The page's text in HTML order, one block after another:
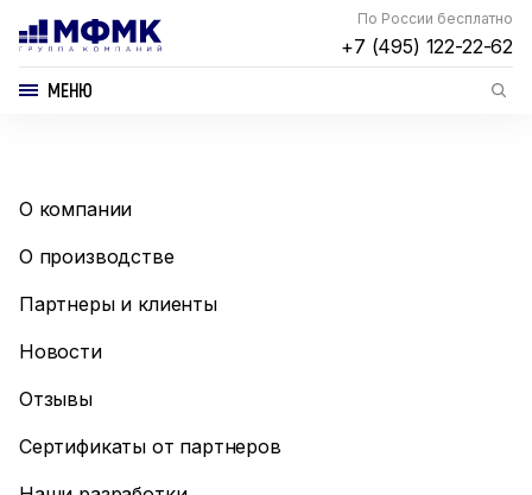
По России бесплатно
+7 (495) 122-22-62
МЕНЮ
О компании
О производстве
Партнеры и клиенты
Новости
Отзывы
Сертификаты от партнеров